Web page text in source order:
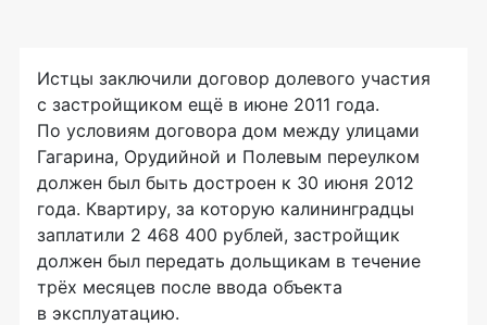
Истцы заключили договор долевого участия
с застройщиком ещё в июне 2011 года.
По условиям договора дом между улицами
Гагарина, Орудийной и Полевым переулком
должен был быть достроен к 30 июня 2012
года. Квартиру, за которую калининградцы
заплатили 2 468 400 рублей, застройщик
должен был передать дольщикам в течение
трёх месяцев после ввода объекта
в эксплуатацию.